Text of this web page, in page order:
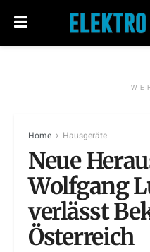
Home Hausgeräte
Neue
Wolfgang
verlässt
Österreich